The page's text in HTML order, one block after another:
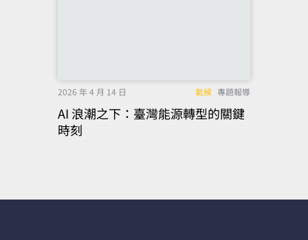
2026 年 4 月 14 日 氣候 專題報導
AI 浪潮之下：臺灣能源轉型的關鍵
時刻